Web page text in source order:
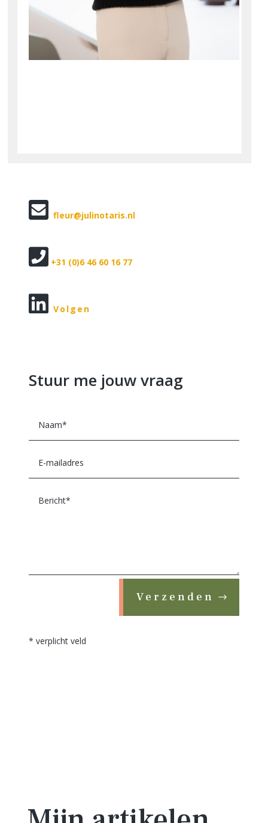
fleur@julinotaris.nl
+31 (0)6 46 60 16 77
Volgen
Stuur me jouw vraag
Verzenden
* verplicht veld